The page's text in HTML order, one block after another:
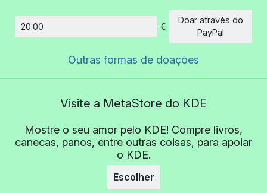
Montante
€
Doar através do
PayPal
Outras formas de doações
Visite a MetaStore do KDE
Mostre o seu amor pelo KDE! Compre livros,
canecas, panos, entre outras coisas, para apoiar
o KDE.
Escolher